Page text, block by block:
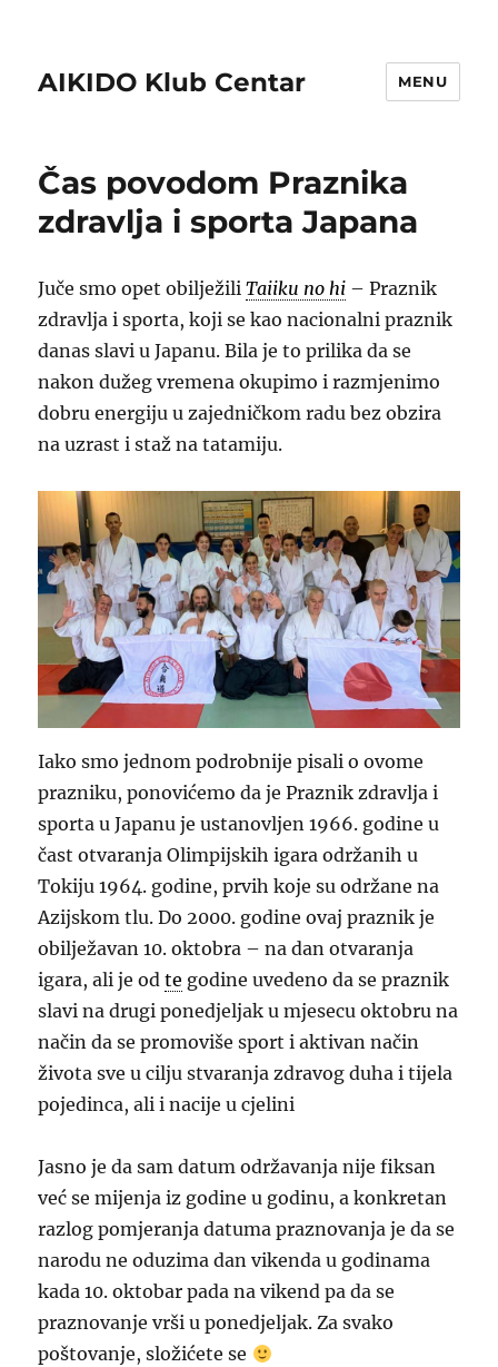
AIKIDO Klub Centar MENU
Čas povodom Praznika
zdravlja i sporta Japana
Juče smo opet obilježiliTaiiku no hi – Praznik
zdravlja i sporta, koji se kao nacionalni praznik
danas slavi u Japanu. Bila je to prilika da se
nakon dužeg vremena okupimo i razmjenimo
dobru energiju u zajedničkom radu bez obzira
na uzrast i staž na tatamiju.
Iako smo jednom podrobnije pisali o ovome
prazniku, ponovićemo da je Praznik zdravlja i
sporta u Japanu je ustanovljen 1966. godine u
čast otvaranja Olimpijskih igara održanih u
Tokiju 1964. godine, prvih koje su održane na
Azijskom tlu. Do 2000. godine ovaj praznik je
obilježavan 10. oktobra – na dan otvaranja
igara, ali je odte godine uvedeno da se praznik
slavi na drugi ponedjeljak u mjesecu oktobru na
način da se promoviše sport i aktivan način
života sve u cilju stvaranja zdravog duha i tijela
pojedinca, ali i nacije u cjelini
Jasno je da sam datum održavanja nije fiksan
već se mijenja iz godine u godinu, a konkretan
razlog pomjeranja datuma praznovanja je da se
narodu ne oduzima dan vikenda u godinama
kada 10. oktobar pada na vikend pa da se
praznovanje vrši u ponedjeljak. Za svako
poštovanje, složićete se